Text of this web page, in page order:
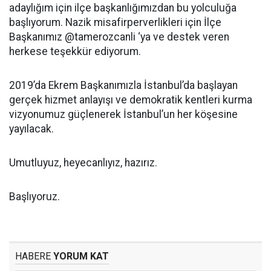
adaylığım için ilçe başkanlığımızdan bu yolculuğa
başlıyorum. Nazik misafirperverlikleri için İlçe
Başkanımız @tamerozcanli ‘ya ve destek veren
herkese teşekkür ediyorum.
2019’da Ekrem Başkanımızla İstanbul’da başlayan
gerçek hizmet anlayışı ve demokratik kentleri kurma
vizyonumuz güçlenerek İstanbul’un her köşesine
yayılacak.
Umutluyuz, heyecanlıyız, hazırız.
Başlıyoruz.
HABERE YORUM KAT